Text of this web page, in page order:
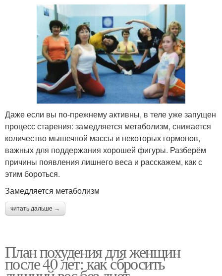
Даже если вы по-прежнему активны, в теле уже запущен
процесс старения: замедляется метаболизм, снижается
количество мышечной массы и некоторых гормонов,
важных для поддержания хорошей фигуры. Разберём
причины появления лишнего веса и расскажем, как с
этим бороться.
Замедляется метаболизм
читать дальше →
План похудения для женщин
после 40 лет: как сбросить